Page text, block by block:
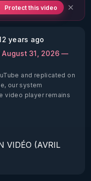
Protect this video
years ago
31, 2026 —
and replicated on
our system
video player remains
VIDÉO (AVRIL